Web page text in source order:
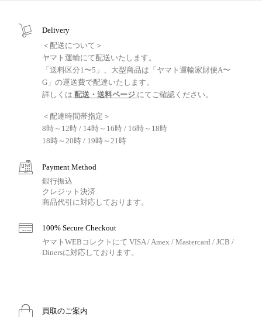
Delivery
＜配送について＞
ヤマト運輸にて配送いたします。
「送料区分1〜5」、大型商品は「ヤマト運輸家財便A〜
G」の運送費で配達いたします。
詳しくは 配送・送料ページ にてご確認ください。
＜配達時間帯指定＞
8時～12時 / 14時～16時 / 16時～18時
18時～20時 / 19時～21時
Payment Method
銀行振込
クレジット決済
商品代引に対応しております。
100% Secure Checkout
ヤマトWEBコレクトにて VISA / Amex / Mastercard / JCB /
Dinersに対応しております。
買取のご案内